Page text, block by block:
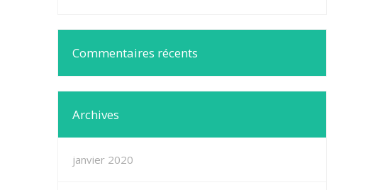
Commentaires récents
Archives
janvier 2020